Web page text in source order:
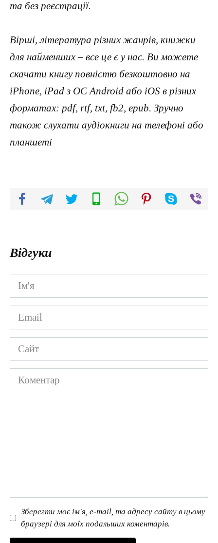
та без реєстрації.
Вірші, література різних жанрів, книжки
для найменших – все це є у нас. Ви можете
скачати книгу повністю безкоштовно на
iPhone, iPad з ОС Android або iOS в різних
форматах: pdf, rtf, txt, fb2, epub. Зручно
також слухати аудіокниги на телефоні або
планшеті
Відгуки
Ім'я
*
Email
*
Сайт
Коментар
Зберегти моє ім'я, e-mail, та адресу сайту в цьому
браузері для моїх подальших коментарів.